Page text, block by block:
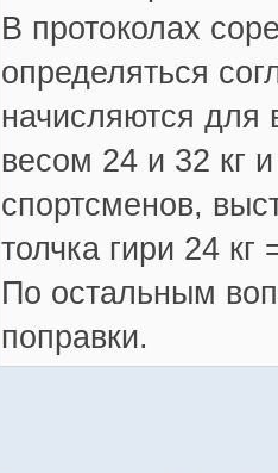
В протоколах
определяться
начисляются для
весом 24 и 32 кг
спортсменов,
толчка гири 24 кг
По остальным
поправки.